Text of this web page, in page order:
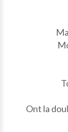
Ont la